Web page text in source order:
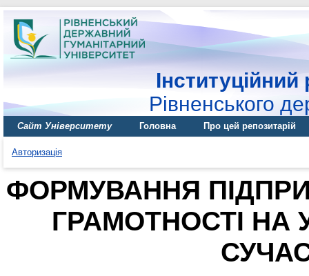
Інституційний
Рівненського
Сайт Університету Головна Про цей репозитарій
Авторизація
ФОРМУВАННЯ
ГРАМОТНОСТІ НА